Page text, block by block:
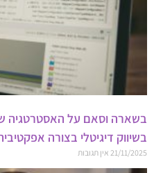
בשיווק דיגיטלי בצורה
21/11/2025 אין תגובות